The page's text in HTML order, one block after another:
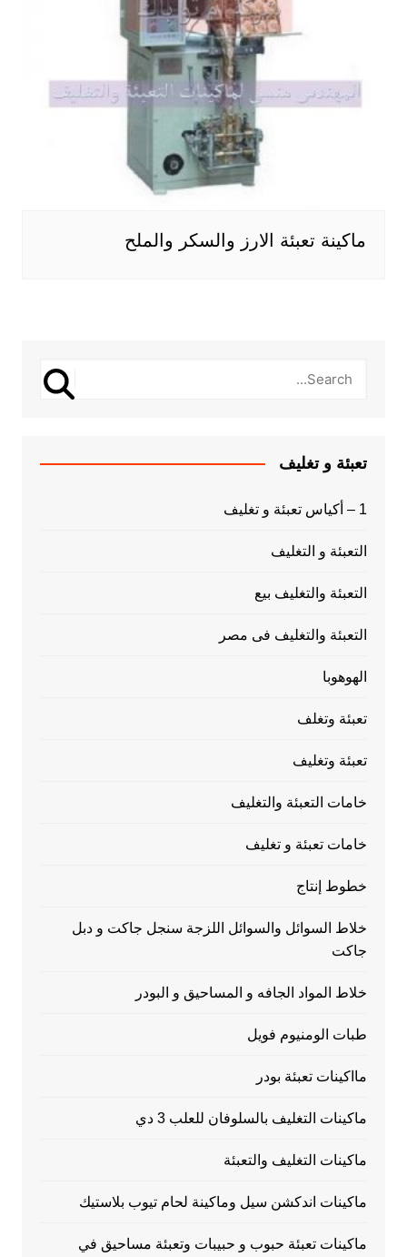
ماكينة تعبئة الارز والسكر والملح
تعبئة و تغليف
1 – أكياس تعبئة و تغليف
التعبئة و التغليف
التعبئة والتغليف بيع
التعبئة والتغليف فى مصر
الهوهوبا
تعبئة وتغلف
تعبئة وتغليف
خامات التعبئة والتغليف
خامات تعبئة و تغليف
خطوط إنتاج
خلاط السوائل والسوائل اللزجة سنجل جاكت و دبل
جاكت
خلاط المواد الجافه و المساحيق و البودر
طبات الومنيوم فويل
مااكينات تعبئة بودر
ماكينات التغليف بالسلوفان للعلب 3 دي
ماكينات التغليف والتعبئة
ماكينات اندكشن سيل وماكينة لحام تيوب بلاستيك
ماكينات تعبئة حبوب و حبيبات وتعبئة مساحيق في